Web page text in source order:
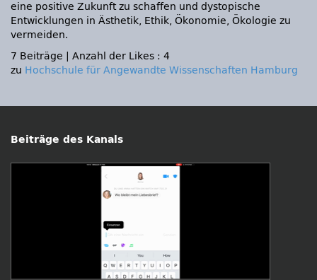
eine positive Zukunft zu schaffen und dystopische
Entwicklungen in Ästhetik, Ethik, Ökonomie, Ökologie zu
vermeiden.
7 Beiträge
Anzahl der Likes : 4
zu Hochschule für Angewandte Wissenschaften Hamburg
Beiträge des Kanals